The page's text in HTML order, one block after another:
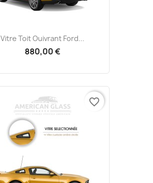
Vitre Toit Ouivrant Ford...
880,00 €
favorite_border